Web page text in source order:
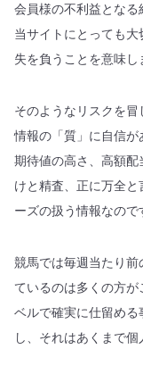
会員様の不利益となる
当サイトにとっても
失を負うことを意味し
そのようなリスクを冒
情報の「質」に自信が
期待値の高さ、高額
けと精査、正に万全
ーズの扱う情報なので
競馬では毎週当たり
ているのは多くの方
ベルで確実に仕留め
し、それはあくまで個